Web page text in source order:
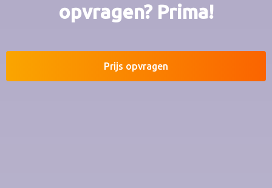
opvragen? Prima!
Prijs opvragen